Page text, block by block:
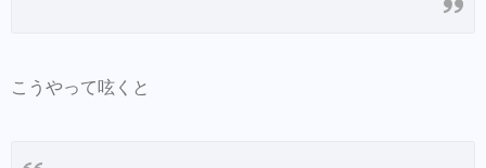
こうやって呟くと